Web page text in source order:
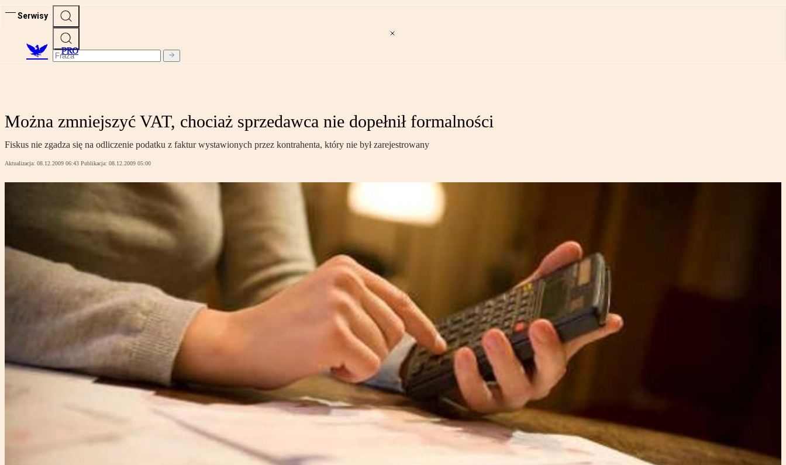
Serwisy
PRO
Można zmniejszyć VAT, chociaż sprzedawca nie dopełnił formalności
Fiskus nie zgadza się na odliczenie podatku z faktur wystawionych przez kontrahenta, który nie był zarejestrowany
Aktualizacja: 08.12.2009 06:43 Publikacja: 08.12.2009 05:00